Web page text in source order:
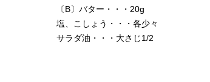
〔B〕バター・・・20g
塩、こしょう・・・各少々
サラダ油・・・大さじ1/2